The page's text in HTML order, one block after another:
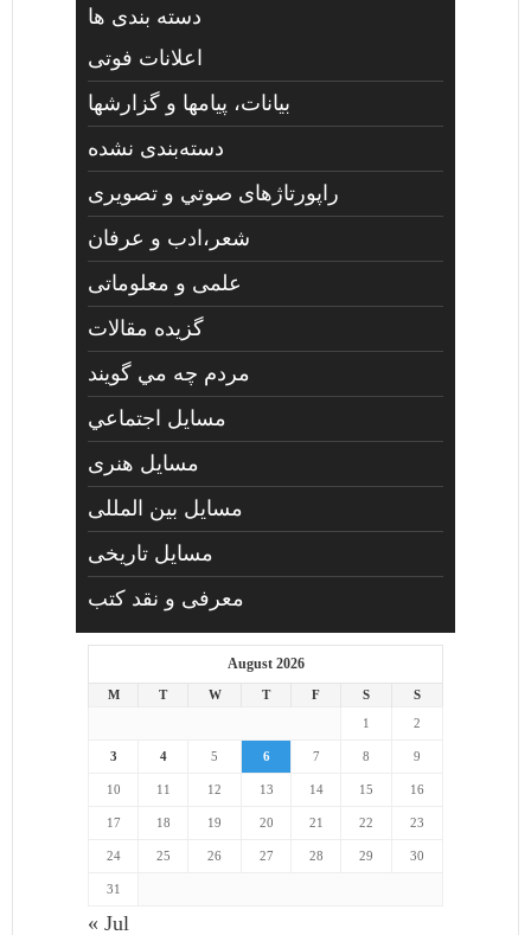
دسته بندی ها
اعلانات فوتی
بیانات، پیامها و گزارشها
دسته‌بندی نشده
راپورتاژهای صوتي و تصويری
شعر،ادب و عرفان
علمی و معلوماتی
گزیده مقالات
مردم چه مي گويند
مسايل اجتماعي
مسايل هنری
مسایل بین المللی
مسایل تاریخی
معرفی و نقد کتب
August 2026
M T W T F S
S
1
2
3 4 5 6 7 8 9
10 11 12 13 14 15 16
17 18 19 20 21 22 23
24 25 26 27 28 29 30
31
« Jul